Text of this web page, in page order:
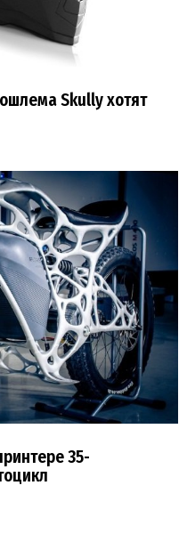
Skully хотят
35-